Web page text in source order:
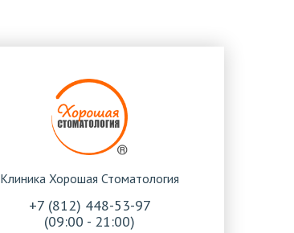
Клиника Хорошая Стоматология
+7 (812) 448-53-97
(09:00 - 21:00)